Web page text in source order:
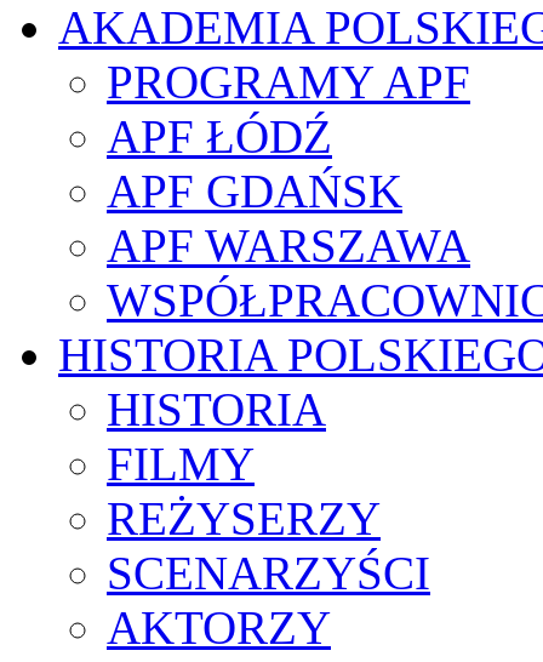
AKADEMIA
PROGRAMY APF
APF ŁÓDŹ
APF GDAŃSK
APF WARSZAWA
HISTORIA
HISTORIA
FILMY
REŻYSERZY
SCENARZYŚCI
AKTORZY